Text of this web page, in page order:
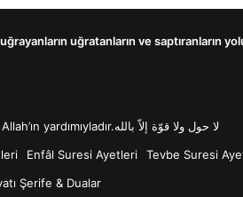
uğratanların ve saptıranların
لا حول ولا قوّة إلاّ بالله “Lâ havle ve lâ kuvvete illâ billâh Güç ve kuvvet her türlü değişim ve gücün kaynağı sadece Allah'tır ancak Allah’ın yardımıyladır.لا حول ولا قوّة إلاّ بالله
Enfâl Suresi Ayetleri
Tevbe Suresi
Şerife & Dualar